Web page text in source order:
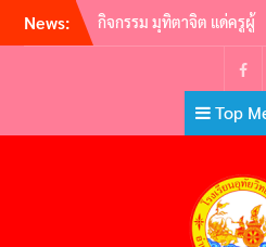
Skip
to
News:
กิจกรรม มุทิตาจิต แด่ครูผู้
เกษียณอายุราชการ ประจ
2565 | ครูผู้พากเพียร เกษีย
กิจกรรมอ.ท.ว. เกมส์
GAMES) 2565
ต้อนรับคณะศึกษาดูงาน ค
บริหารสถานศึกษามัธยมศึ
Top